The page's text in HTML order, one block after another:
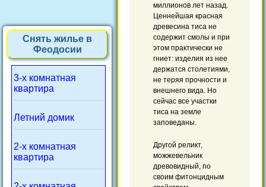
Снять жилье в
Феодосии
3-х комнатная
квартира
Летний домик
2-х комнатная
квартира
миллионов лет назад.
Ценнейшая красная
древесина тиса не
содержит смолы и при
этом практически не
гниет: изделия из нее
держатся столетиями,
не теряя прочности и
внешнего вида. Но
сейчас все участки
тиса на земле
заповеданы.
Другой реликт,
можжевельник
древовидный, по
своим фитонцидным